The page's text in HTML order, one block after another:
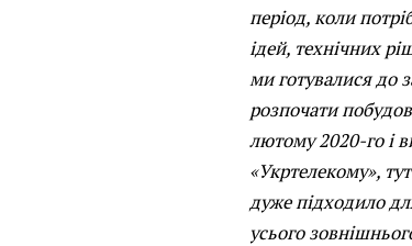
період, коли
ідей, технічних
ми готувалися до
розпочати
лютому 2020-го і
«Укртелекому»,
дуже підходило
усього